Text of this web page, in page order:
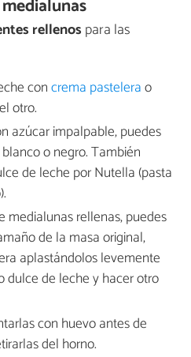
rellenos para las
concrema pastelerao
otro.
azúcar impalpable, puedes
o negro. También
de leche por Nutella (pasta
medialunas rellenas, puedes
de la masa original,
aplastándolos levemente
dulce de leche y hacer otro
con huevo antes de
del horno.